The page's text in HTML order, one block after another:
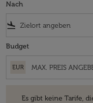
Nach
flight_land
Budget
EUR
Es gibt keine Tarife,